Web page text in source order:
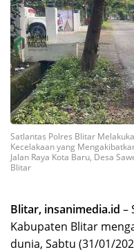
Satlantas Polres Blitar
Kecelakaan yang
Jalan Raya Kota Baru, Desa
Blitar
Blitar, insanimedia.id –
Kabupaten Blitar
dunia, Sabtu (31/01/